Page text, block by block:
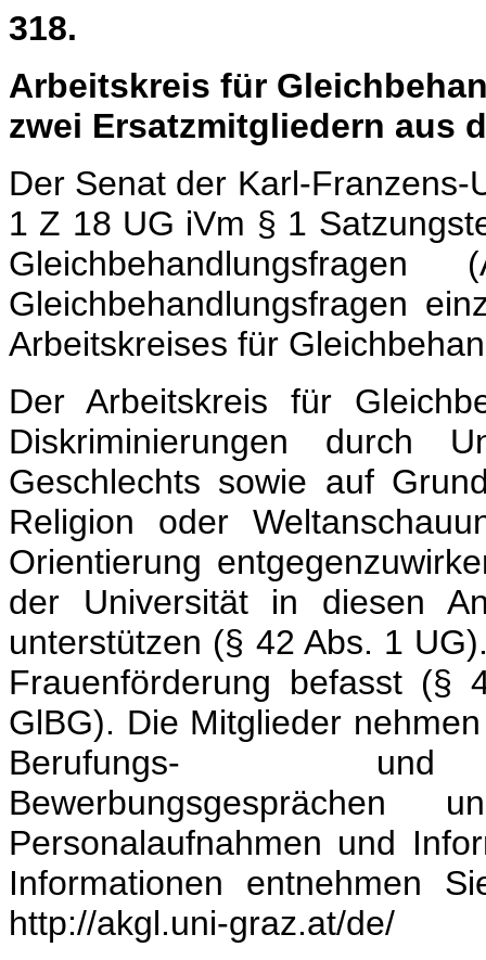
318.
Arbeitskreis für
zwei Ersatzmitgliedern aus
Der Senat der Karl-
1 Z 18 UG iVm § 1
Gleichbehandlungsfragen
Arbeitskreises für
Der Arbeitskreis für
Diskriminierungen durch
Geschlechts sowie auf
Religion oder
Orientierung
der Universität in diesen
unterstützen (§ 42 Abs. 1
Frauenförderung befasst
GlBG). Die Mitglieder
Berufungs- und
Personalaufnahmen und
Informationen entnehmen
http://akgl.uni-graz.at/de/